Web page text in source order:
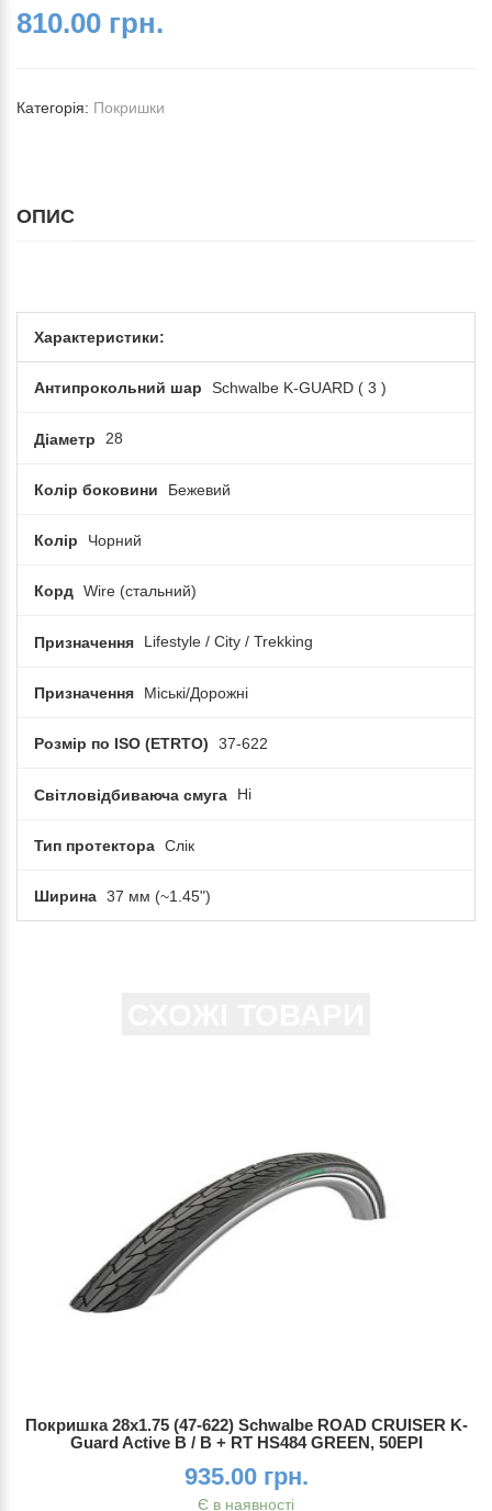
810.00 грн.
Категорія: Покришки
ОПИС
Характеристики:
Антипрокольний шар Schwalbe K-GUARD ( 3 )
Діаметр 28
Колір боковини Бежевий
Колір Чорний
Корд Wire (cтальний)
Призначення Lifestyle / City / Trekking
Призначення Міські/Дорожні
Розмір по ISO (ETRTO) 37-622
Світловідбиваюча смуга Ні
Тип протектора Слік
Ширина 37 мм (~1.45")
Покришка 28x1.75 (47-622) Schwalbe ROAD CRUISER K-
Guard Active B / B + RT HS484 GREEN, 50EPI
935.00 грн.
Є в наявності